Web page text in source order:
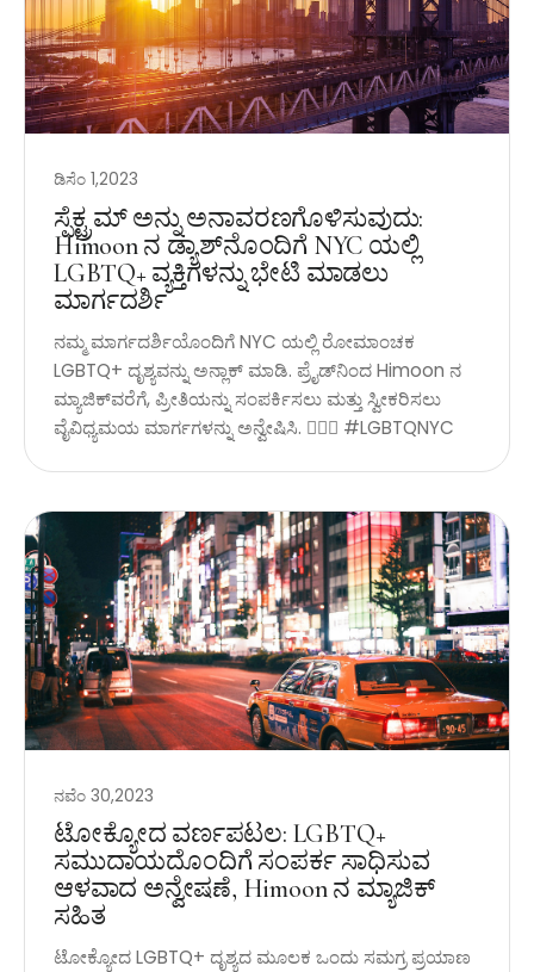
ಡಿಸೆಂ 1,2023
ಸ್ಪೆಕ್ಟ್ರಮ್ ಅನ್ನು ಅನಾವರಣಗೊಳಿಸುವುದು:
Himoon ನ ಡ್ಯಾಶ್‌ನೊಂದಿಗೆ NYC ಯಲ್ಲಿ
LGBTQ+ ವ್ಯಕ್ತಿಗಳನ್ನು ಭೇಟಿ ಮಾಡಲು
ಮಾರ್ಗದರ್ಶಿ
ನಮ್ಮ ಮಾರ್ಗದರ್ಶಿಯೊಂದಿಗೆ NYC ಯಲ್ಲಿ ರೋಮಾಂಚಕ
LGBTQ+ ದೃಶ್ಯವನ್ನು ಅನ್ಲಾಕ್ ಮಾಡಿ. ಪ್ರೈಡ್‌ನಿಂದ Himoon ನ
ಮ್ಯಾಜಿಕ್‌ವರೆಗೆ, ಪ್ರೀತಿಯನ್ನು ಸಂಪರ್ಕಿಸಲು ಮತ್ತು ಸ್ವೀಕರಿಸಲು
ವೈವಿಧ್ಯಮಯ ಮಾರ್ಗಗಳನ್ನು ಅನ್ವೇಷಿಸಿ. 🏳️‍🌈✨ #LGBTQNYC
ನವೆಂ 30,2023
ಟೋಕ್ಯೋದ ವರ್ಣಪಟಲ: LGBTQ+
ಸಮುದಾಯದೊಂದಿಗೆ ಸಂಪರ್ಕ ಸಾಧಿಸುವ
ಆಳವಾದ ಅನ್ವೇಷಣೆ, Himoon ನ ಮ್ಯಾಜಿಕ್
ಸಹಿತ
ಟೋಕ್ಯೋದ LGBTQ+ ದೃಶ್ಯದ ಮೂಲಕ ಒಂದು ಸಮಗ್ರ ಪ್ರಯಾಣ